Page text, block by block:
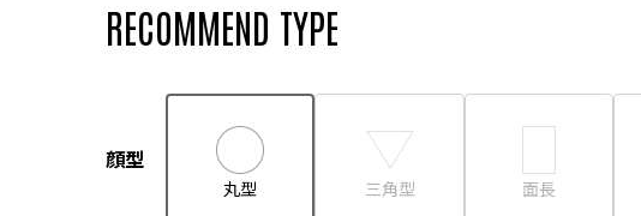
RECOMMEND TYPE
顔型
丸型 三角型 面長